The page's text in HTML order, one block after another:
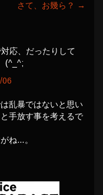
さて、お幾ら？ →
応、だったりして
(^_^;
06
乱暴ではないと思い
手放す事を考えるで
ね…。